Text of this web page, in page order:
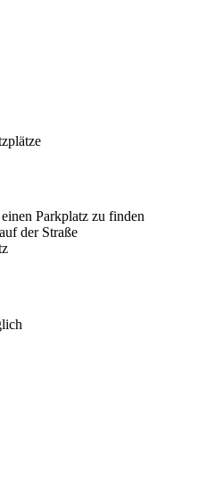
Parkplatz zu finden
der Straße